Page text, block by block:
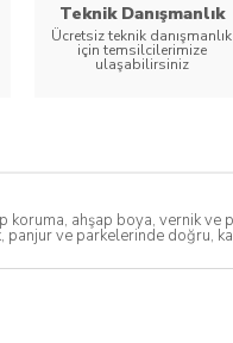
Teknik Danışmanlık
Ücretsiz teknik danışmanlık
için temsilcilerimize
ulaşabilirsiniz
ahşap boya, vernik ve
panjur ve parkelerinde doğru,